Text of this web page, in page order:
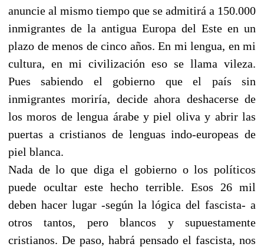
anuncie al mismo tiempo que se admitirá a 150.000
inmigrantes de la antigua Europa del Este en un
plazo de menos de cinco años. En mi lengua, en mi
cultura, en mi civilización eso se llama vileza.
Pues sabiendo el gobierno que el país sin
inmigrantes moriría, decide ahora deshacerse de
los moros de lengua árabe y piel oliva y abrir las
puertas a cristianos de lenguas indo-europeas de
piel blanca.
Nada de lo que diga el gobierno o los políticos
puede ocultar este hecho terrible. Esos 26 mil
deben hacer lugar -según la lógica del fascista- a
otros tantos, pero blancos y supuestamente
cristianos. De paso, habrá pensado el fascista, nos